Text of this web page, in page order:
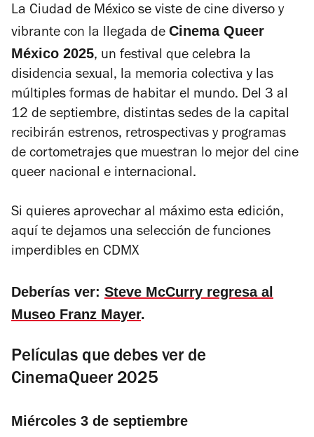
La Ciudad de México se viste de cine diverso y
vibrante con la llegada de Cinema Queer
México 2025, un festival que celebra la
disidencia sexual, la memoria colectiva y las
múltiples formas de habitar el mundo. Del 3 al
12 de septiembre, distintas sedes de la capital
recibirán estrenos, retrospectivas y programas
de cortometrajes que muestran lo mejor del cine
queer nacional e internacional.
Si quieres aprovechar al máximo esta edición,
aquí te dejamos una selección de funciones
imperdibles en CDMX
Deberías ver: Steve McCurry regresa al
Museo Franz Mayer.
Películas que debes ver de
CinemaQueer 2025
Miércoles 3 de septiembre